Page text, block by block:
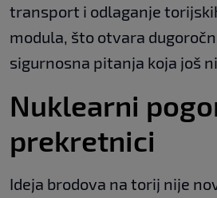
transport i odlaganje
modula, što otvara
sigurnosna pitanja koja još
Nuklearni
prekretnici
Ideja brodova na torij nije